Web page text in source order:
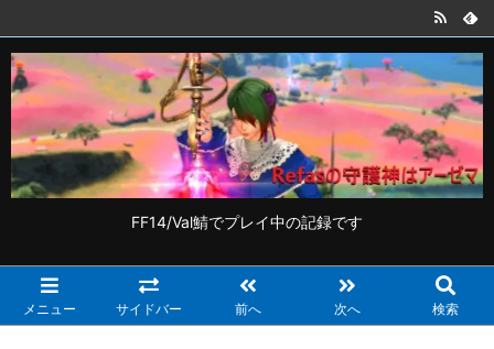
FF14/Val鯖でプレイ中の記録です
メニュー サイドバー 前へ 次へ 検索